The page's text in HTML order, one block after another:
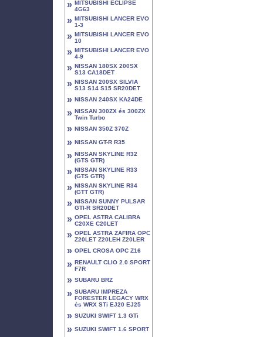
» MITSUBISHI ECLIPSE
4G63
» MITSUBISHI LANCER EVO
1-3
» MITSUBISHI LANCER EVO
10
» MITSUBISHI LANCER EVO
4-9
» NISSAN 180SX 200SX
S13 CA18DET
» NISSAN 200SX SILVIA
S13 S14 S15 SR20DET
» NISSAN 240SX KA24DE
» NISSAN 300ZX és 300ZX
Twin Turbo
» NISSAN 350Z 370Z
» NISSAN GT-R R35
» NISSAN SKYLINE R32
(GTS GTR)
» NISSAN SKYLINE R33
(GTS GTR)
» NISSAN SKYLINE R34
(GTT GTR)
» NISSAN SUNNY PULSAR
GTI-R SR20DET
» OPEL ASTRA CALIBRA
C20XE C20LET
» OPEL ASTRA ZAFIRA OPC
Z20LET Z20LEH Z20LER
» OPEL CROSA OPC Z16
» RENAULT CLIO 2.0 SPORT
F7R
» SUBARU BRZ
» SUBARU IMPREZA
FORESTER LEGACY WRX
és WRX STi EJ20 EJ25
» SUZUKI SWIFT 1.3 GTi
» SUZUKI SWIFT 1.6 SPORT